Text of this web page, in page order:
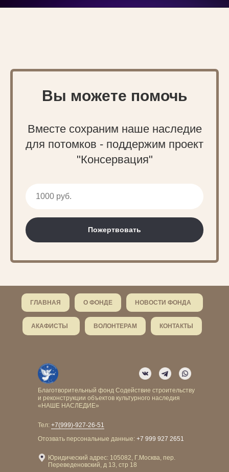
Вы можете помочь
Вместе сохраним наше наследие
для потомков - поддержим проект
"Консервация"
Пожертвовать
ГЛАВНАЯ О ФОНДЕ НОВОСТИ ФОНДА
АКАФИСТЫ ВОЛОНТЕРАМ КОНТАКТЫ
Юридический адрес: 105082, Г.Москва, пер.
Переведеновский, д 13, стр 18
Благотворительный фонд Содействие строительству
и реконструкции объектов культурного наследия
«НАШЕ НАСЛЕДИЕ»
Отозвать персональные данные: +7 999 927 2651
Тел: +7(999)-927-26-51